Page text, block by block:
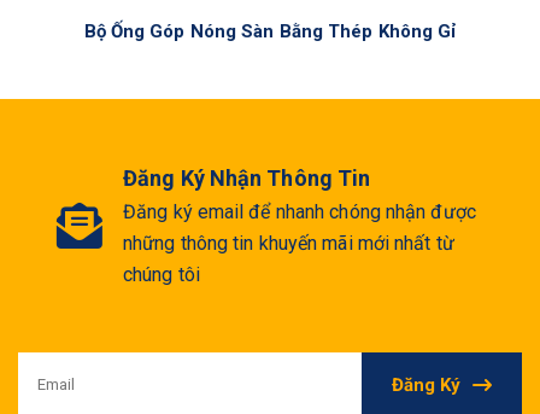
Bộ Ống Góp Nóng Sàn Bằng Thép Không Gỉ
Đăng Ký Nhận Thông Tin
Đăng ký email để nhanh chóng nhận được
những thông tin khuyến mãi mới nhất từ
chúng tôi
Đăng Ký